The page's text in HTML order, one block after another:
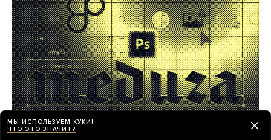
МЫ ИСПОЛЬЗУЕМ КУКИ!
ЧТО ЭТО ЗНАЧИТ?